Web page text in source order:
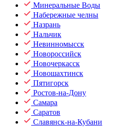
Минеральные Воды
Набережные челны
Назрань
Нальчик
Невинномысск
Новороссийск
Новочеркасск
Новошахтинск
Пятигорск
Ростов-на-Дону
Самара
Саратов
Славянск-на-Кубани